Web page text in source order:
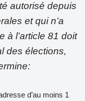
autorisé depuis
et qui n’a
à l’article 81 doit
des élections,
d’au moins 1